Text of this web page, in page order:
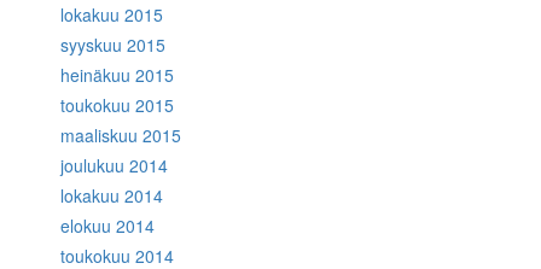
lokakuu 2015
syyskuu 2015
heinäkuu 2015
toukokuu 2015
maaliskuu 2015
joulukuu 2014
lokakuu 2014
elokuu 2014
toukokuu 2014